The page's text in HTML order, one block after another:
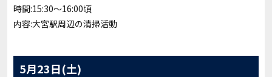
時間:15:30〜16:00頃
内容:大宮駅周辺の清掃活動
5月23日(土)